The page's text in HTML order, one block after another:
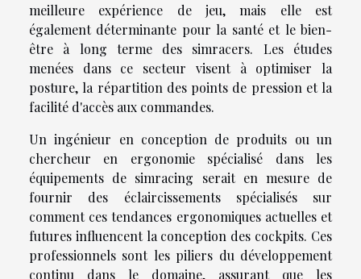
meilleure expérience de jeu, mais elle est
également déterminante pour la santé et le bien-
être à long terme des simracers. Les études
menées dans ce secteur visent à optimiser la
posture, la répartition des points de pression et la
facilité d'accès aux commandes.
Un ingénieur en conception de produits ou un
chercheur en ergonomie spécialisé dans les
équipements de simracing serait en mesure de
fournir des éclaircissements spécialisés sur
comment ces tendances ergonomiques actuelles et
futures influencent la conception des cockpits. Ces
professionnels sont les piliers du développement
continu dans le domaine, assurant que les